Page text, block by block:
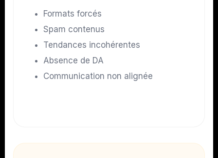
Formats forcés
Spam contenus
Tendances incohérentes
Absence de DA
Communication non alignée